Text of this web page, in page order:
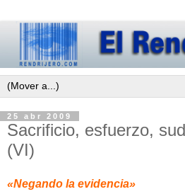
25 abr 2009
Sacrificio, esfuerzo,
(VI)
«Negando la evidencia»